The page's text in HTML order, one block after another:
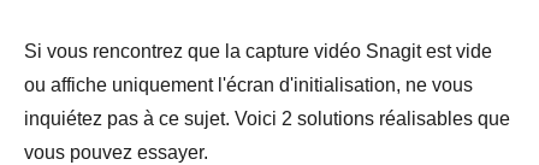
Si vous rencontrez que la capture vidéo Snagit est vide
ou affiche uniquement l'écran d'initialisation, ne vous
inquiétez pas à ce sujet. Voici 2 solutions réalisables que
vous pouvez essayer.